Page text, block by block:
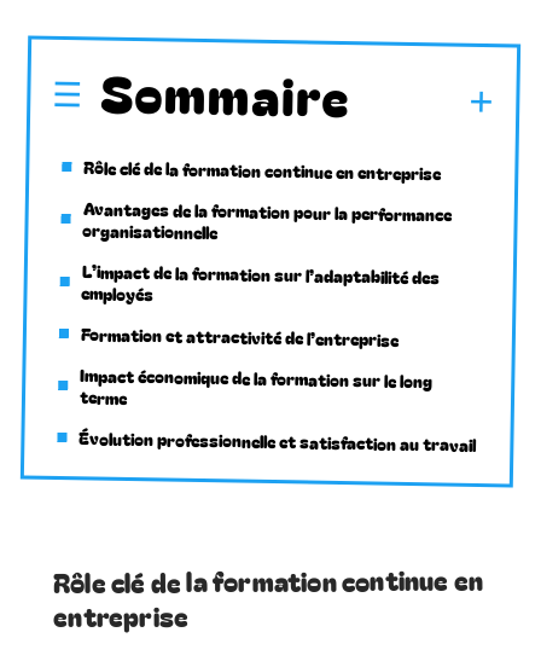
Sommaire
Rôle clé de la formation continue en entreprise
Avantages de la formation pour la performance
organisationnelle
L’impact de la formation sur l’adaptabilité des
employés
Formation et attractivité de l’entreprise
Impact économique de la formation sur le long
terme
Évolution professionnelle et satisfaction au travail
Rôle clé de la formation continue en
entreprise